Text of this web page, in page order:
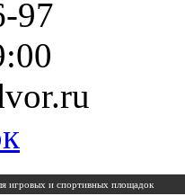
97
игровых и спортивных площадок